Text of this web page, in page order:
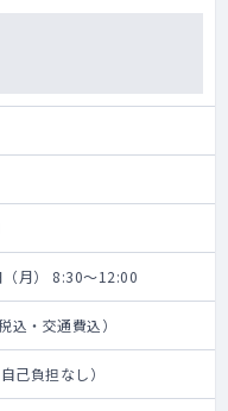
月） 8:30～12:00
・交通費込）
己負担なし）